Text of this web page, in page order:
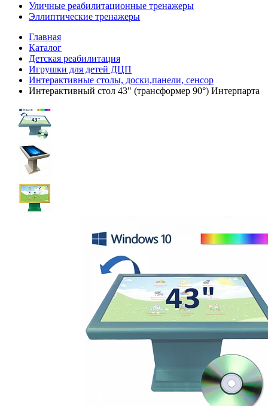
Уличные реабилитационные тренажеры
Эллиптические тренажеры
Главная
Каталог
Детская реабилитация
Игрушки для детей ДЦП
Интерактивные столы, доски,панели, сенсор
Интерактивный стол 43" (трансформер 90°) Интерпарта